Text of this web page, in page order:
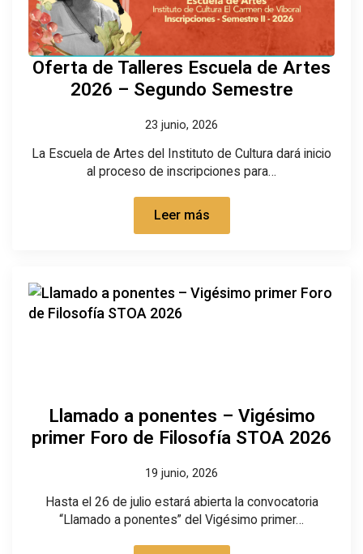
Oferta de Talleres Escuela de Artes
2026 – Segundo Semestre
23 junio, 2026
La Escuela de Artes del Instituto de Cultura dará inicio
al proceso de inscripciones para…
Leer más
Llamado a ponentes – Vigésimo
primer Foro de Filosofía STOA 2026
19 junio, 2026
Hasta el 26 de julio estará abierta la convocatoria
“Llamado a ponentes” del Vigésimo primer…